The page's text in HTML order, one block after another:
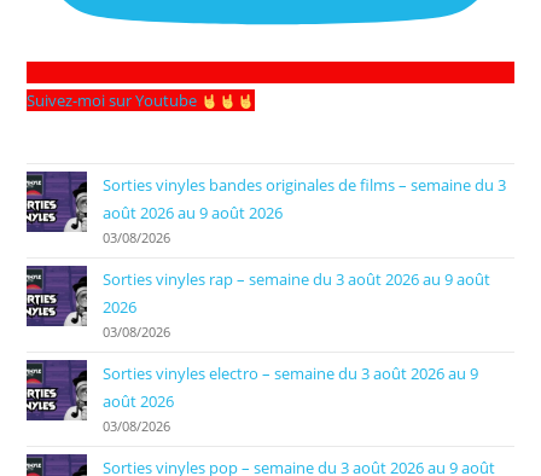
Suivez-moi sur Youtube
Sorties vinyles bandes originales de films – semaine du 3
août 2026 au 9 août 2026
03/08/2026
Sorties vinyles rap – semaine du 3 août 2026 au 9 août
2026
03/08/2026
Sorties vinyles electro – semaine du 3 août 2026 au 9
août 2026
03/08/2026
Sorties vinyles pop – semaine du 3 août 2026 au 9 août